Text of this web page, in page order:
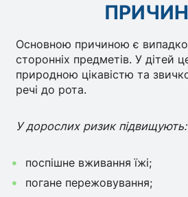
Основною причиною є
сторонніх предметів. У дітей
природною цікавістю та
речі до рота.
У дорослих ризик підвищують:
поспішне вживання їжі;
погане пережовування;